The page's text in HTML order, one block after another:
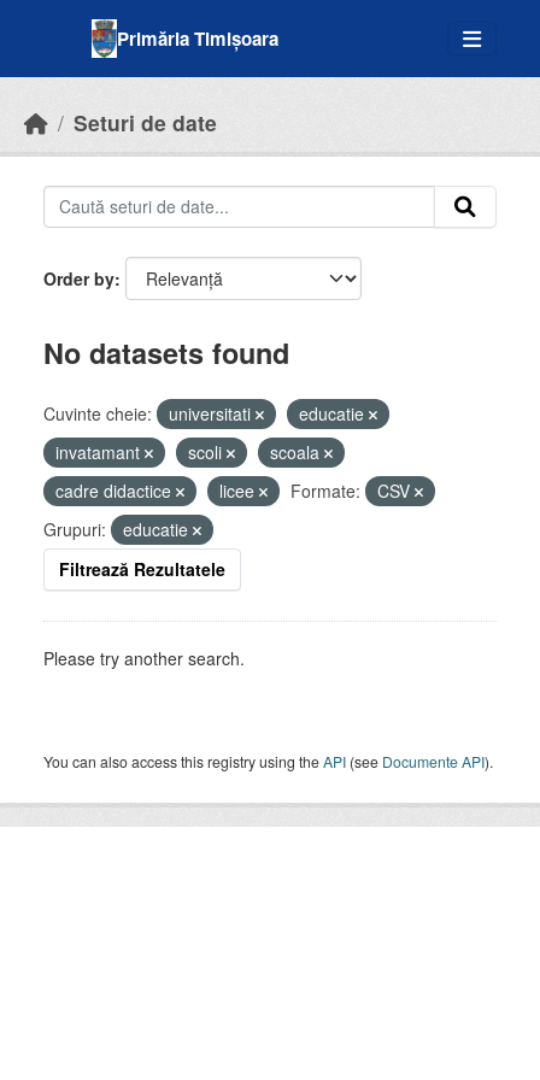
Primăria Timișoara
Seturi de date
Order by
No datasets found
Cuvinte cheie: universitati
educatie
invatamant
scoli
scoala
cadre didactice
licee Formate:
CSV
Grupuri:
educatie
Filtrează Rezultatele
Please try another search.
You can also access this registry using theAPI (see Documente API).